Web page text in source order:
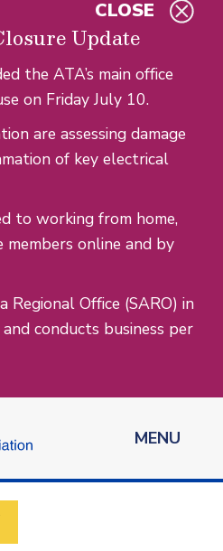
Update
the ATA’s main office
on Friday July 10.
are assessing damage
of key electrical
to working from home,
online and by
Office (SARO) in
conducts business per
CLOSE
MENU